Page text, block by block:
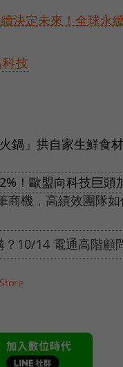
決定未來！全球永
技
鍋」拱自家生鮮食
！歐盟向科技巨頭
商機，高績效團隊
？10/14 電通高階顧